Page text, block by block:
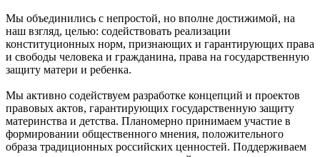
Мы объединились с непростой, но вполне достижимой, на
наш взгляд, целью: содействовать реализации
конституционных норм, признающих и гарантирующих права
и свободы человека и гражданина, права на государственную
защиту матери и ребенка.
Мы активно содействуем разработке концепций и проектов
правовых актов, гарантирующих государственную защиту
материнства и детства. Планомерно принимаем участие в
формировании общественного мнения, положительного
образа традиционных российских ценностей. Поддерживаем